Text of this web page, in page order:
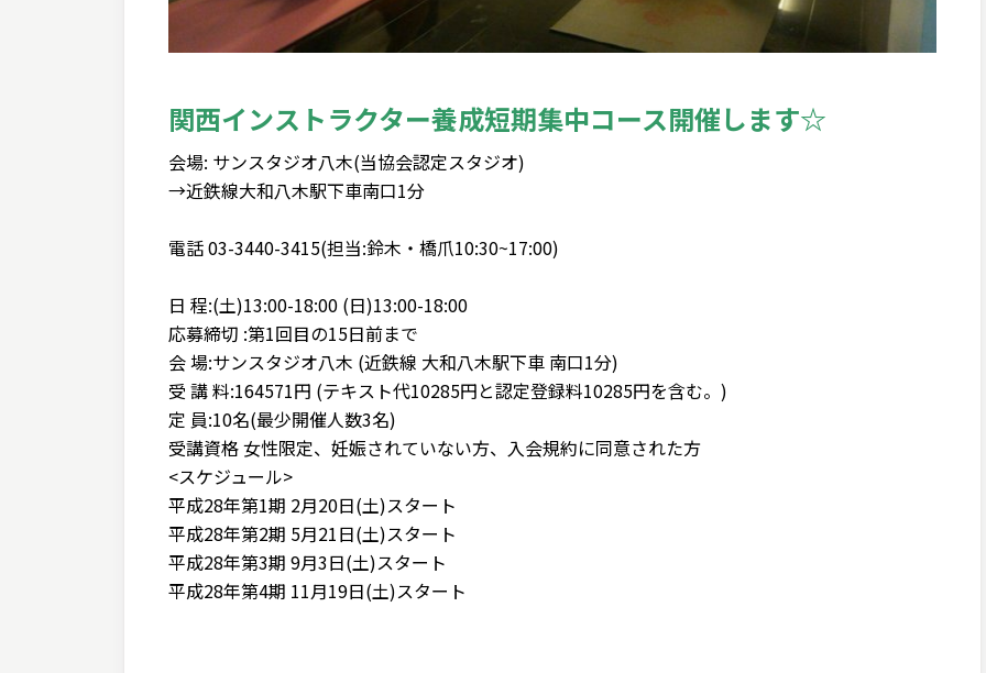
関西インストラクター養成短期集中コース開催します☆
会場: サンスタジオ八木(当協会認定スタジオ)
→近鉄線大和八木駅下車南口1分
電話 03-3440-3415(担当:鈴木・橋爪10:30~17:00)
日 程:(土)13:00-18:00 (日)13:00-18:00
応募締切 :第1回目の15日前まで
会 場:サンスタジオ八木 (近鉄線 大和八木駅下車 南口1分)
受 講 料:164571円 (テキスト代10285円と認定登録料10285円を含む。)
定 員:10名(最少開催人数3名)
受講資格 女性限定、妊娠されていない方、入会規約に同意された方
<スケジュール>
平成28年第1期 2月20日(土)スタート
平成28年第2期 5月21日(土)スタート
平成28年第3期 9月3日(土)スタート
平成28年第4期 11月19日(土)スタート